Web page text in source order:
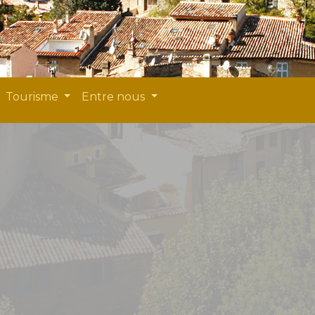
Tourisme Entre nous